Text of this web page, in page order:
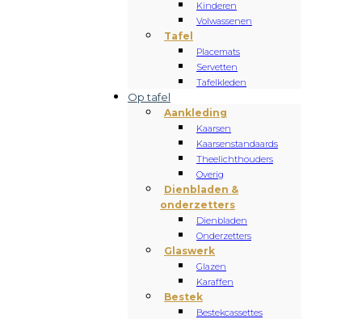
Kinderen
Volwassenen
Tafel
Placemats
Servetten
Tafelkleden
Op tafel
Aankleding
Kaarsen
Kaarsenstandaards
Theelichthouders
Overig
Dienbladen &
onderzetters
Dienbladen
Onderzetters
Glaswerk
Glazen
Karaffen
Bestek
Bestekcassettes